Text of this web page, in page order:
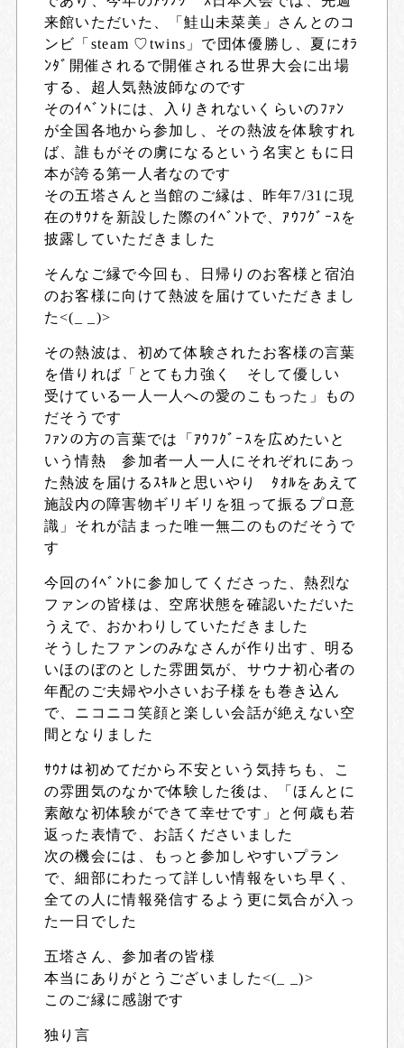
来館いただいた、「鮭山未菜美」さんとのコ
ンビ「steam ♡twins」で団体優勝し、夏にｵﾗ
ﾝﾀﾞ開催されるで開催される世界大会に出場
する、超人気熱波師なのです
そのｲﾍﾞﾝﾄには、入りきれないくらいのﾌｧﾝ
が全国各地から参加し、その熱波を体験すれ
ば、誰もがその虜になるという名実ともに日
本が誇る第一人者なのです
その五塔さんと当館のご縁は、昨年7/31に現
在のｻｳﾅを新設した際のｲﾍﾞﾝﾄで、ｱｳﾌｸﾞｰｽを
披露していただきました
そんなご縁で今回も、日帰りのお客様と宿泊
のお客様に向けて熱波を届けていただきまし
た<(_ _)>
その熱波は、初めて体験されたお客様の言葉
を借りれば「とても力強く そして優しい
受けている一人一人への愛のこもった」もの
だそうです
ﾌｧﾝの方の言葉では「ｱｳﾌｸﾞｰｽを広めたいと
いう情熱 参加者一人一人にそれぞれにあっ
た熱波を届けるｽｷﾙと思いやり ﾀｵﾙをあえて
施設内の障害物ギリギリを狙って振るプロ意
識」それが詰まった唯一無二のものだそうで
す
今回のｲﾍﾞﾝﾄに参加してくださった、熱烈な
ファンの皆様は、空席状態を確認いただいた
うえで、おかわりしていただきました
そうしたファンのみなさんが作り出す、明る
いほのぼのとした雰囲気が、サウナ初心者の
年配のご夫婦や小さいお子様をも巻き込ん
で、ニコニコ笑顔と楽しい会話が絶えない空
間となりました
ｻｳﾅは初めてだから不安という気持ちも、こ
の雰囲気のなかで体験した後は、「ほんとに
素敵な初体験ができて幸せです」と何歳も若
返った表情で、お話くださいました
次の機会には、もっと参加しやすいプラン
で、細部にわたって詳しい情報をいち早く、
全ての人に情報発信するよう更に気合が入っ
た一日でした
五塔さん、参加者の皆様
本当にありがとうございました<(_ _)>
このご縁に感謝です
独り言